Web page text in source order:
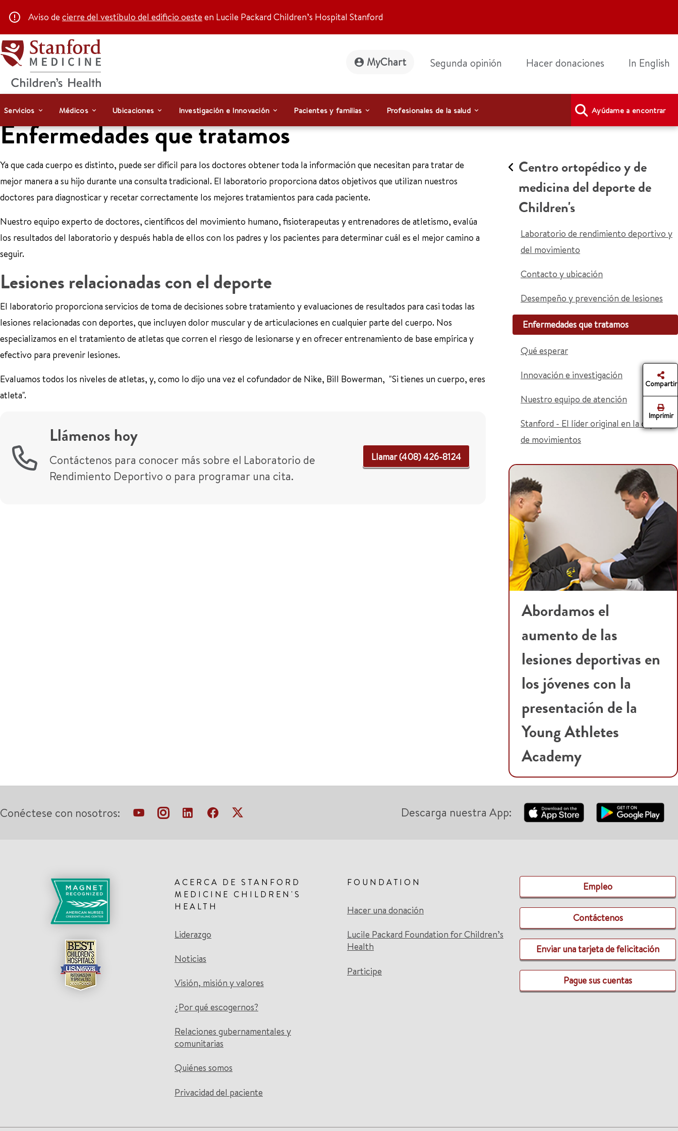
Aviso de cierre del vestíbulo del edificio oeste en Lucile Packard Children’s Hospital Stanford
MyChart Segunda opinión Hacer donaciones In English
Servicios Médicos Ubicaciones Investigación e Innovación Pacientes y familias Profesionales de la salud Ayúdame a encontrar
Enfermedades que tratamos
Ya que cada cuerpo es distinto, puede ser difícil para los doctores obtener toda la información que necesitan para tratar de
mejor manera a su hijo durante una consulta tradicional. El laboratorio proporciona datos objetivos que utilizan nuestros
doctores para diagnosticar y recetar correctamente los mejores tratamientos para cada paciente.
Nuestro equipo experto de doctores, científicos del movimiento humano, fisioterapeutas y entrenadores de atletismo, evalúa
los resultados del laboratorio y después habla de ellos con los padres y los pacientes para determinar cuál es el mejor camino a
seguir.
Lesiones relacionadas con el deporte
El laboratorio proporciona servicios de toma de decisiones sobre tratamiento y evaluaciones de resultados para casi todas las
lesiones relacionadas con deportes, que incluyen dolor muscular y de articulaciones en cualquier parte del cuerpo. Nos
especializamos en el tratamiento de atletas que corren el riesgo de lesionarse y en ofrecer entrenamiento de base empírica y
efectivo para prevenir lesiones.
Evaluamos todos los niveles de atletas, y, como lo dijo una vez el cofundador de Nike, Bill Bowerman, "Si tienes un cuerpo, eres
atleta".
Llámenos hoy
Contáctenos para conocer más sobre el Laboratorio de
Rendimiento Deportivo o para programar una cita.
Llamar (408) 426-8124
Centro ortopédico y de
medicina del deporte de
Children's
Laboratorio de rendimiento deportivo y
del movimiento
Contacto y ubicación
Desempeño y prevención de lesiones
Enfermedades que tratamos
Qué esperar
Innovación e investigación
Nuestro equipo de atención
Stanford - El líder original en la captura
de movimientos
Abordamos el
aumento de las
lesiones deportivas en
los jóvenes con la
presentación de la
Young Athletes
Academy
Compartir
Imprimir
Conéctese con nosotros: Descarga nuestra App:
ACERCA DE STANFORD
MEDICINE CHILDREN'S
HEALTH
Liderazgo
Noticias
Visión, misión y valores
¿Por qué escogernos?
Relaciones gubernamentales y
comunitarias
Quiénes somos
Privacidad del paciente
FOUNDATION
Hacer una donación
Lucile Packard Foundation for Children’s
Health
Participe
Empleo
Contáctenos
Enviar una tarjeta de felicitación
Pague sus cuentas